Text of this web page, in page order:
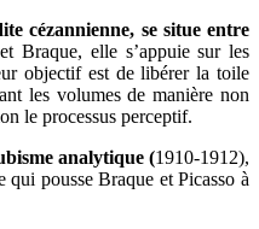
cézannienne, se situe entre
Braque, elle s’appuie sur les
objectif est de libérer la toile
les volumes de manière non
le processus perceptif.
analytique (1910-1912),
qui pousse Braque et Picasso à